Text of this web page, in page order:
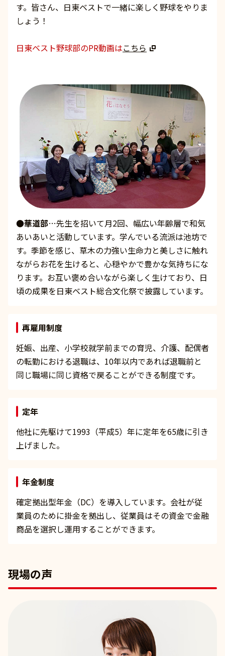
す。皆さん、日東ベストで一緒に楽しく野球をやりま
しょう！
日東ベスト野球部のPR動画はこちら
●華道部…先生を招いて月2回、幅広い年齢層で和気
あいあいと活動しています。学んでいる流派は池坊で
す。季節を感じ、草木の力強い生命力と美しさに触れ
ながらお花を生けると、心穏やかで豊かな気持ちにな
ります。お互い褒め合いながら楽しく生けており、日
頃の成果を日東ベスト総合文化祭で披露しています。
再雇用制度
妊娠、出産、小学校就学前までの育児、介護、配偶者
の転勤における退職は、10年以内であれば退職前と
同じ職場に同じ資格で戻ることができる制度です。
定年
他社に先駆けて1993（平成5）年に定年を65歳に引き
上げました。
年金制度
確定拠出型年金（DC）を導入しています。会社が従
業員のために掛金を拠出し、従業員はその資金で金融
商品を選択し運用することができます。
現場の声